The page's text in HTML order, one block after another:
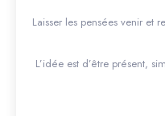
Laisser les pensées venir et
L’idée est d’être présent,